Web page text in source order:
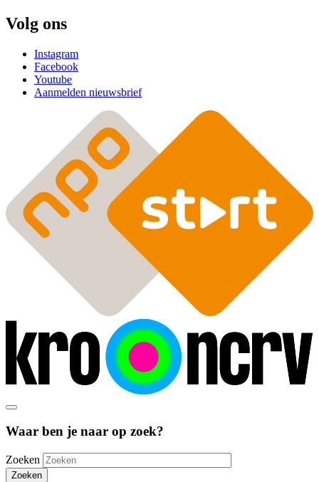
Volg ons
Instagram
Facebook
Youtube
Aanmelden nieuwsbrief
Waar ben je naar op zoek?
Zoeken
Zoeken